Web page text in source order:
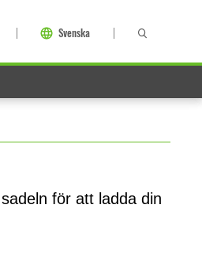
Svenska
för att ladda din